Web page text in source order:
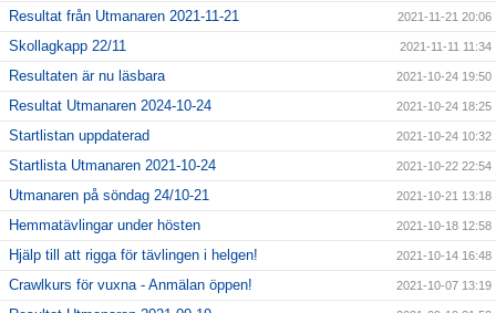
Resultat från Utmanaren 2021-11-21 2021-11-21 20:06
Skollagkapp 22/11 2021-11-11 11:34
Resultaten är nu läsbara 2021-10-24 19:50
Resultat Utmanaren 2024-10-24 2021-10-24 18:25
Startlistan uppdaterad 2021-10-24 10:32
Startlista Utmanaren 2021-10-24 2021-10-22 22:54
Utmanaren på söndag 24/10-21 2021-10-21 13:18
Hemmatävlingar under hösten 2021-10-18 12:58
Hjälp till att rigga för tävlingen i helgen! 2021-10-14 16:48
Crawlkurs för vuxna - Anmälan öppen! 2021-10-07 13:19